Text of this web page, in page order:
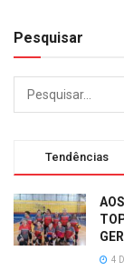
Pesquisar
Tendências
4